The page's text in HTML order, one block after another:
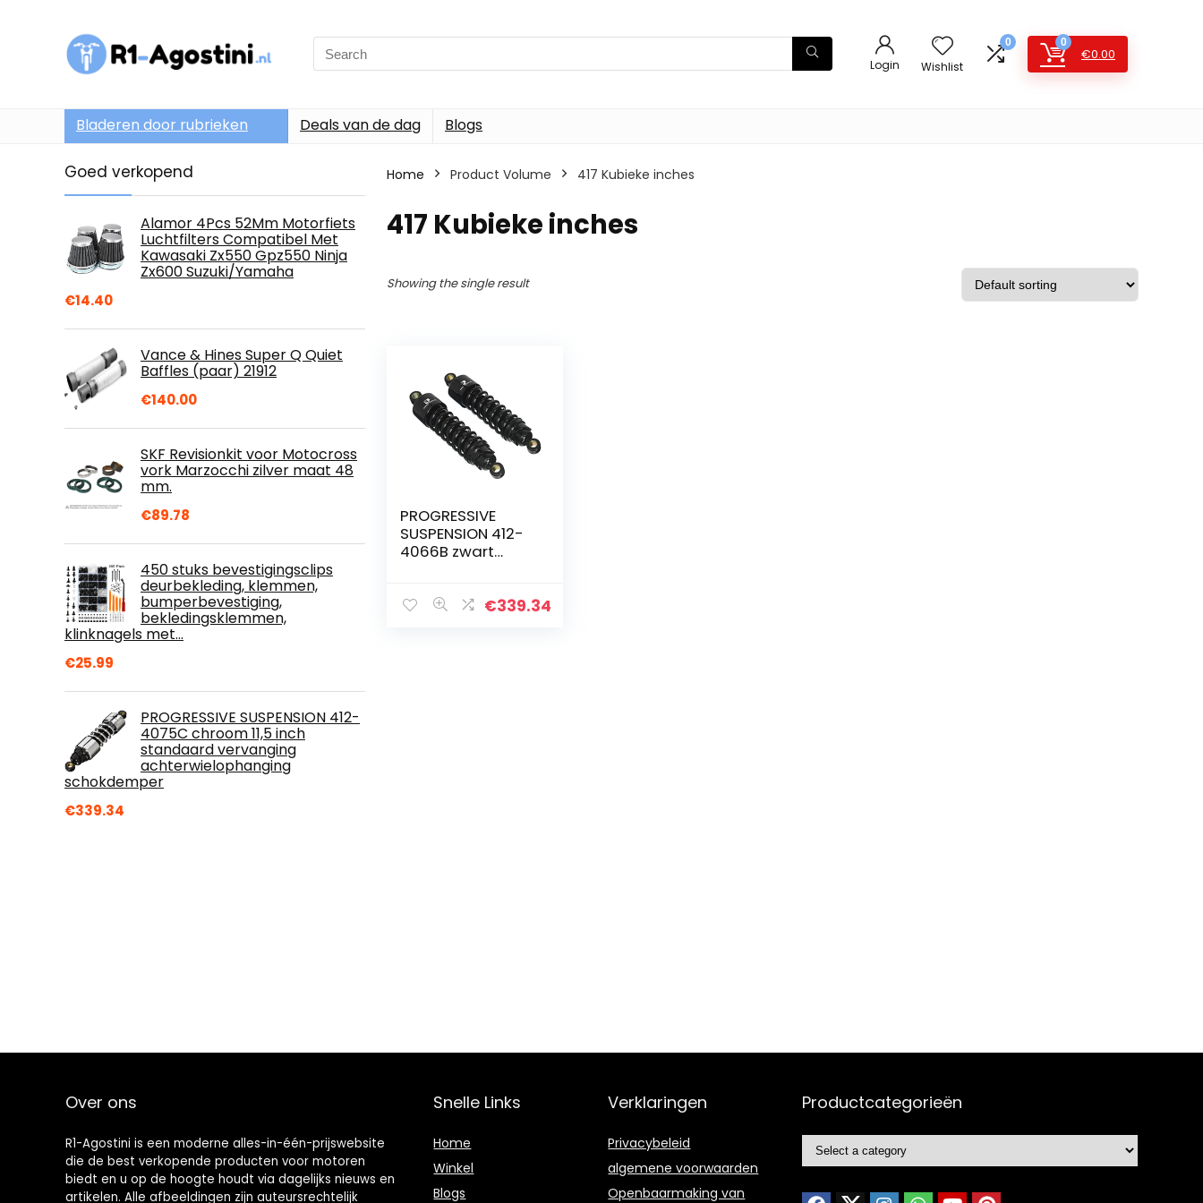
Search
for:
Login Wishlist
0 0
€0.00
Bladeren door rubrieken Deals van de dag Blogs
Goed verkopend
Alamor 4Pcs 52Mm Motorfiets
Luchtfilters Compatibel Met
Kawasaki Zx550 Gpz550 Ninja
Zx600 Suzuki/Yamaha
€14.40
Vance & Hines Super Q Quiet
Baffles (paar) 21912
€140.00
SKF Revisionkit voor Motocross
vork Marzocchi zilver maat 48
mm.
€89.78
450 stuks bevestigingsclips
deurbekleding, klemmen,
bumperbevestiging,
bekledingsklemmen,
klinknagels met…
€25.99
PROGRESSIVE SUSPENSION 412-
4075C chroom 11,5 inch
standaard vervanging
achterwielophanging
schokdemper
€339.34
Home Product Volume 417 Kubieke inches
417 Kubieke inches
Showing the single result
PROGRESSIVE
SUSPENSION 412-
4066B zwart
Heavy Duty Low
€339.34
Over ons
R1-Agostini is een moderne alles-in-één-prijswebsite
die de best verkopende producten voor motoren
biedt en u op de hoogte houdt via dagelijks nieuws en
artikelen. Alle afbeeldingen zijn auteursrechtelijk
Snelle Links
Home
Winkel
Blogs
Verklaringen
Privacybeleid
algemene voorwaarden
Openbaarmaking van
Productcategorieën